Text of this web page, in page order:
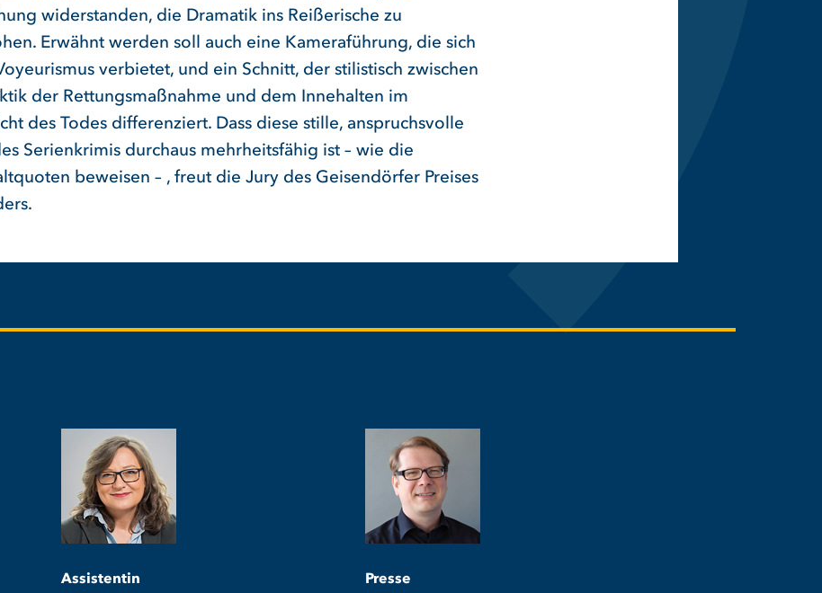
widerstanden, die Dramatik ins Reißerische zu
Erwähnt werden soll auch eine Kameraführung, die sich
verbietet, und ein Schnitt, der stilistisch zwischen
der Rettungsmaßnahme und dem Innehalten im
des Todes differenziert. Dass diese stille, anspruchsvolle
Serienkrimis durchaus mehrheitsfähig ist – wie die
beweisen – , freut die Jury des Geisendörfer Preises
Assistentin Presse